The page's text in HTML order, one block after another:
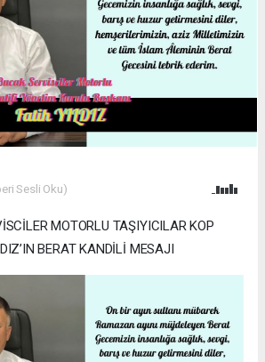
Sesli Oku)
MOTORLU TAŞIYICILAR KOP
BERAT KANDİLİ MESAJI